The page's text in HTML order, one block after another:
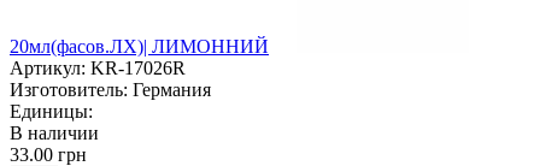
20мл(фасов.ЛХ)| ЛИМОННИЙ
Артикул: KR-17026R
Изготовитель: Германия
Единицы:
В наличии
33.00 грн